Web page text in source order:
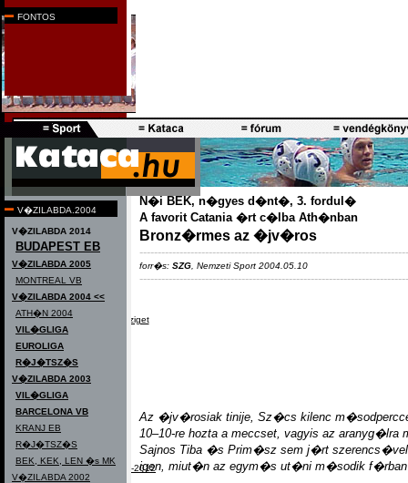
k�priportok
F�rfi v�logatott|N�i v�logatott
Melbourne, Miami, Margit-sziget
Magyar olimpiai lexikon 1896-2012
FONTOS
N�i BEK, n�gyes d�nt�, 3. fordul�
A favorit Catania �rt c�lba Ath�nban
Bronz�rmes az �jv�ros
forr�s: SZG , Nemzeti Sport 2004.05.10
Az �jv�rosiak tinije, Sz�cs kilenc
10–10-re hozta a meccset, vagyis az
Sajnos Tiba �s Prim�sz sem j�rt
igen, miut�n az egym�s ut�ni m�sodik
V�ZILABDA.2004
V�ZILABDA 2014
BUDAPEST EB
V�ZILABDA 2005
MONTREAL VB
V�ZILABDA 2004 <<
ATH�N 2004
VIL�GLIGA
EUROLIGA
R�J�TSZ�S
V�ZILABDA 2003
VIL�GLIGA
BARCELONA VB
KRANJ EB
R�J�TSZ�S
BEK, KEK, LEN �s MK
V�ZILABDA 2002